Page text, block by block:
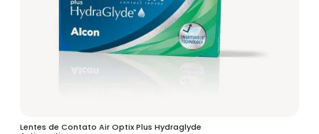
Lentes de Contato Air Optix Plus Hydraglyde